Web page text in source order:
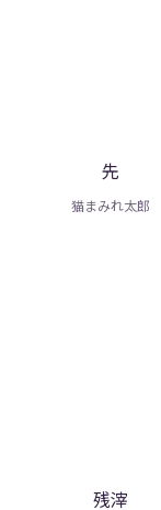
先
猫まみれ太郎
残滓